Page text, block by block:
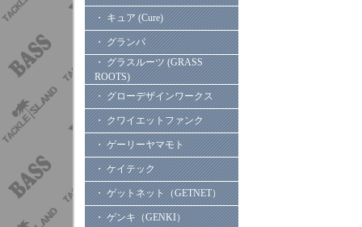
・ キュア (Cure)
・ グランパ
・ グラスルーツ (GRASS
ROOTS)
・ グローデザインワークス
・ クワイエットファンク
・ ゲーリーヤマモト
・ ケイテック
・ ゲットネット（GETNET）
・ ゲンキ（GENKI）